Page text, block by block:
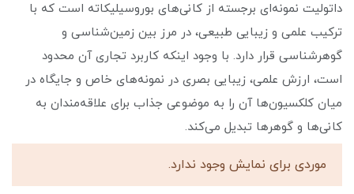
داتولیت نمونه‌ای برجسته از کانی‌های بوروسیلیکاته است که با
ترکیب علمی و زیبایی طبیعی، در مرز بین زمین‌شناسی و
گوهرشناسی قرار دارد. با وجود اینکه کاربرد تجاری آن محدود
است، ارزش علمی، زیبایی بصری در نمونه‌های خاص و جایگاه در
میان کلکسیون‌ها آن را به موضوعی جذاب برای علاقه‌مندان به
کانی‌ها و گوهرها تبدیل می‌کند.
موردی برای نمایش وجود ندارد.